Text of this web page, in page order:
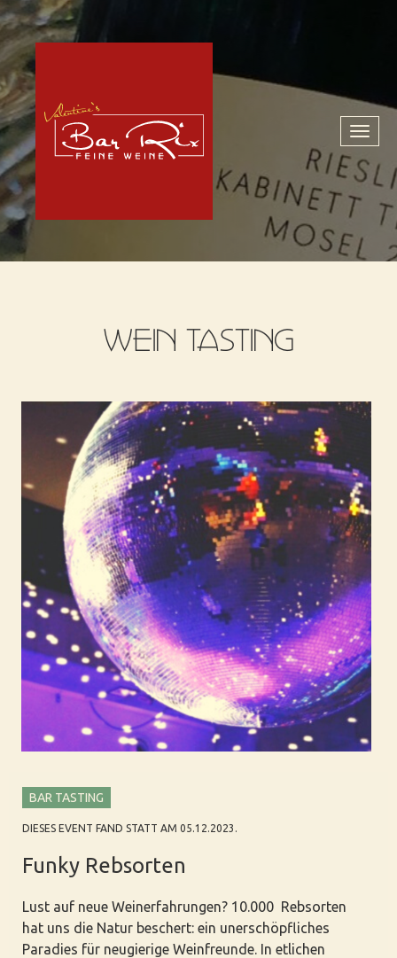
Toggle
WEIN TASTING
BAR TASTING
DIESES EVENT FAND STATT AM 05.12.2023.
Funky Rebsorten
Lust auf neue Weinerfahrungen? 10.000 Rebsorten
hat uns die Natur beschert: ein unerschöpfliches
Paradies für neugierige Weinfreunde. In etlichen